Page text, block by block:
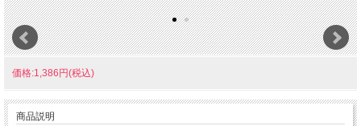
価格:1,386円(税込)
商品説明